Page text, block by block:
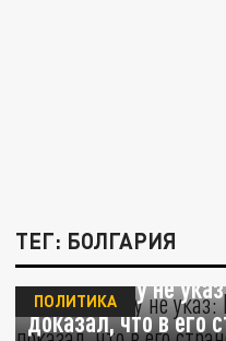
ТЕГ: БОЛГАРИЯ
Санкции ему не
доказал, что в его
ПОЛИТИКА